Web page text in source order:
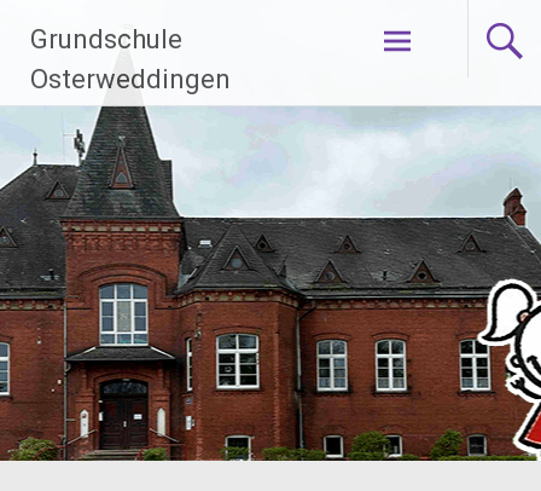
Inhalt
springen
Grundschule
Osterweddingen